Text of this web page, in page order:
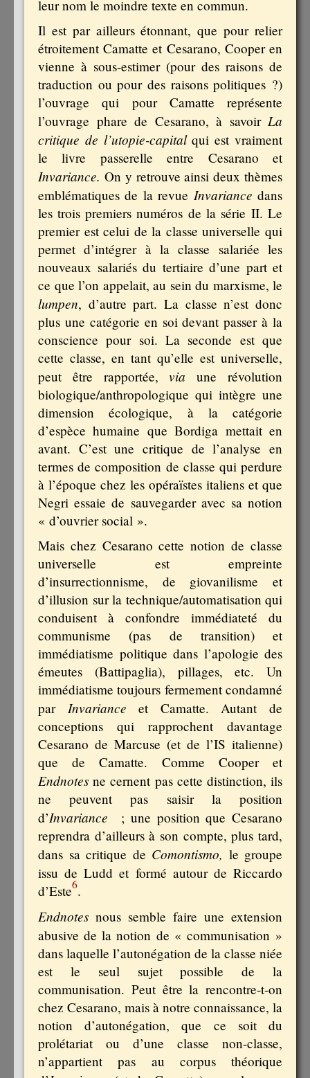
leur nom le moindre texte en commun.
Il est par ailleurs étonnant, que pour relier
étroitement Camatte et Cesarano, Cooper en
vienne à sous-estimer (pour des raisons de
traduction ou pour des raisons politiques ?)
l’ouvrage qui pour Camatte représente
l’ouvrage phare de Cesarano, à savoir La
critique de l’utopie-capitalqui est vraiment
le livre passerelle entre Cesarano et
Invariance. On y retrouve ainsi deux thèmes
emblématiques de la revue Invariancedans
les trois premiers numéros de la série II. Le
premier est celui de la classe universelle qui
permet d’intégrer à la classe salariée les
nouveaux salariés du tertiaire d’une part et
ce que l’on appelait, au sein du marxisme, le
lumpen, d’autre part. La classe n’est donc
plus une catégorie en soi devant passer à la
conscience pour soi. La seconde est que
cette classe, en tant qu’elle est universelle,
peut être rapportée,via une révolution
biologique/anthropologique qui intègre une
dimension écologique, à la catégorie
d’espèce humaine que Bordiga mettait en
avant. C’est une critique de l’analyse en
termes de composition de classe qui perdure
à l’époque chez les opéraïstes italiens et que
Negri essaie de sauvegarder avec sa notion
« d’ouvrier social ».
Mais chez Cesarano cette notion de classe
universelle est empreinte
d’insurrectionnisme, de giovanilisme et
d’illusion sur la technique/automatisation qui
conduisent à confondre immédiateté du
communisme (pas de transition) et
immédiatisme politique dans l’apologie des
émeutes (Battipaglia), pillages, etc. Un
immédiatisme toujours fermement condamné
par Invarianceet Camatte. Autant de
conceptions qui rapprochent davantage
Cesarano de Marcuse (et de l’IS italienne)
que de Camatte. Comme Cooper et
Endnotesne cernent pas cette distinction, ils
ne peuvent pas saisir la position
d’Invariance
; une position que Cesarano
reprendra d’ailleurs à son compte, plus tard,
dans sa critique de Comontismo, le groupe
issu de Ludd et formé autour de Riccardo
d’Este6.
Endnotes nous semble faire une extension
abusive de la notion de « communisation »
dans laquelle l’autonégation de la classe niée
est le seul sujet possible de la
communisation. Peut être la rencontre-t-on
chez Cesarano, mais à notre connaissance, la
notion d’autonégation, que ce soit du
prolétariat ou d’une classe non-classe,
n’appartient pas au corpus théorique